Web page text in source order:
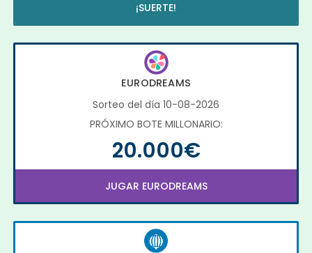
¡SUERTE!
EURODREAMS
Sorteo del día 10-08-2026
PRÓXIMO BOTE MILLONARIO:
20.000€
JUGAR EURODREAMS